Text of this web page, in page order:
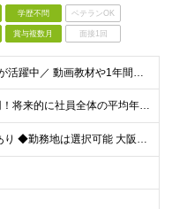
学歴不問 ベテランOK
賞与複数月 面接1回
＼20代・30代前半が活躍中／ 動画教材や1年間の伴走サポートなど、 研修体制が整っているため未経験でも安心です！ ■学歴不問 ■未経験・第二新卒歓迎 ■社会人経験2年以上ある方 ※「接客・販売
＼平均年収843万円！将来的に社員全体の平均年収1000万円を目指しています／ 月給25万円〜40万円＋賞与年2回＋決算賞与 ※試用期間3ヵ月あり。期間中の給与・待遇の差異はありません
◆リモートワークあり ◆勤務地は選択可能 大阪本社もしくは東京本社のいずれかにて勤務となります。 【大阪本社】 大阪府吹田市江坂町1-23-38 F&Mビル 【東京本社】 東京都中央区京橋1-2